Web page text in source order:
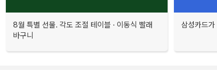
8월 특별 선물. 각도 조절 테이블 · 이동식 빨래
바구니
삼성카드